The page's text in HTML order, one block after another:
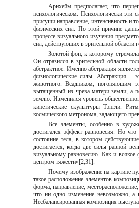
Арнхейм предполагает, что
психологическом. Психологически
присущи направление, интенсивность
физических сил. По этой причине
процессе визуального изучения
сил, действующих в зрительной области
Золотой фон, к которому
Он отразился в зрительной области
абстрактное. Именно абстракция
физиологические силы. Абстракция –
животного. Всадником, погоняющим
вытащенный из чрева матери-земли, а
землю. Изменился уровень
кинетические скульптуры Тэнгли.
космического метронома, задающего
Все элементы, особенно в
достигался эффект равновесия. Но
состояние тела, в котором
достигается, когда две силы равной
визуальному равновесию. Как и
центром тяжести»[2,31].
Почему изображение на картине
такое расположение элементов
форма, направление,
что ни одно изменение невозможно, а
Несбалансированная композиция